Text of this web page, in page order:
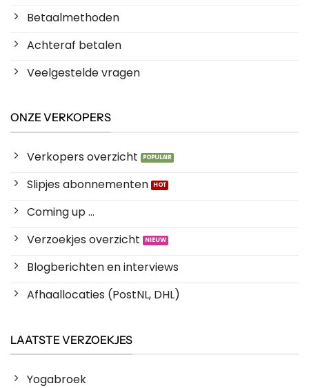
Betaalmethoden
Achteraf betalen
Veelgestelde vragen
ONZE VERKOPERS
Verkopers overzicht
Slipjes abonnementen
Coming up ...
Verzoekjes overzicht
Blogberichten en interviews
Afhaallocaties (PostNL, DHL)
LAATSTE VERZOEKJES
Yogabroek